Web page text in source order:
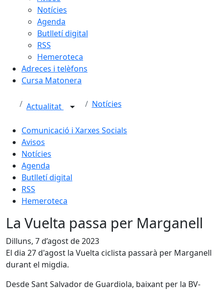
Notícies
Agenda
Butlletí digital
RSS
Hemeroteca
Adreces i telèfons
Cursa Matonera
Actualitat Notícies
Comunicació i Xarxes Socials
Avisos
Notícies
Agenda
Butlletí digital
RSS
Hemeroteca
La Vuelta passa per Marganell
Dilluns, 7 d’agost de 2023
El dia 27 d'agost la Vuelta ciclista passarà per Marganell
durant el migdia.
Desde Sant Salvador de Guardiola, baixant per la BV-